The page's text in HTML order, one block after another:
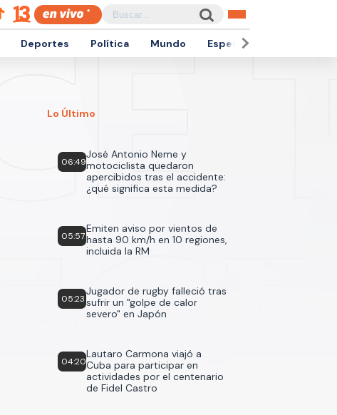
Deportes Política Mundo Espectáculos
Lo Último
06:49
José Antonio Neme y
motociclista quedaron
apercibidos tras el accidente:
¿qué significa esta medida?
05:57
Emiten aviso por vientos de
hasta 90 km/h en 10 regiones,
incluida la RM
05:23
Jugador de rugby falleció tras
sufrir un "golpe de calor
severo" en Japón
04:20
Lautaro Carmona viajó a
Cuba para participar en
actividades por el centenario
de Fidel Castro